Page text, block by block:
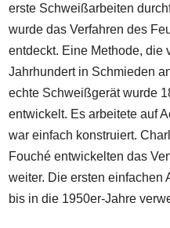
erste Schweißarbeiten
wurde das Verfahren des
entdeckt. Eine Methode, die
Jahrhundert in Schmieden
echte Schweißgerät wurde
entwickelt. Es arbeitete auf
war einfach konstruiert.
Fouché entwickelten das
weiter. Die ersten einfachen
bis in die 1950er-Jahre